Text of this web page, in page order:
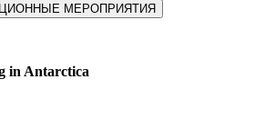
МЕРОПРИЯТИЯ
in Antarctica